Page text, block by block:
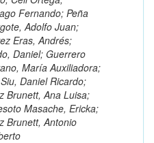
Fernando; Peña
Adolfo Juan;
Eras, Andrés;
Daniel; Guerrero
María Auxiliadora;
Daniel Ricardo;
Brunett, Ana Luisa;
Masache, Ericka;
Brunett, Antonio